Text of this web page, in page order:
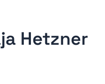
Hetzner